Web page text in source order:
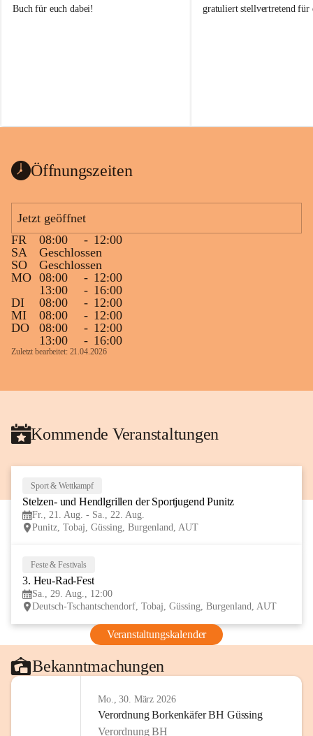
Buch für euch dabei!
Wanduhr (!) benutzt und musste
Das Gemeindeamt freut sich sehr über die
Spende >lesenswerter< Bücher und
vorsortiert in die Bücherzelle eingeräumt
werden können.
Gleichzeitig möchten wir uns bei all Jenen
sehr herzlich bedanken, die bereits viele
tolle Bücher spendiert haben.
gratuliert stellvertretend für
Gesundheit, Gelassenheit
Öffnungszeiten
Jetzt geöffnet
FR
08:00 - 12:00
SA
Geschlossen
SO
Geschlossen
MO 08:00 - 12:00
13:00
- 16:00
DI
08:00 - 12:00
MI
08:00 - 12:00
DO
08:00 - 12:00
13:00
- 16:00
Zuletzt bearbeitet: 21.04.2026
Kommende Veranstaltungen
Sport & Wettkampf
Stelzen- und Hendlgrillen der Sportjugend Punitz
Fr., 21. Aug. - Sa., 22. Aug.
Punitz, Tobaj, Güssing, Burgenland, AUT
Feste & Festivals
3. Heu-Rad-Fest
Sa., 29. Aug., 12:00
Deutsch-Tschantschendorf, Tobaj, Güssing, Burgenland, AUT
Veranstaltungskalender
Bekanntmachungen
Mo., 30. März 2026
Verordnung Borkenkäfer BH Güssing
Verordnung BH